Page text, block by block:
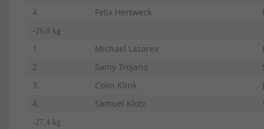
4.
Felix Hertweck
-26,8 kg
1. Michael Lazarev
2.
Samy Trojano
3.
Colin Klink
4.
Samuel Klotz
-27,4 kg